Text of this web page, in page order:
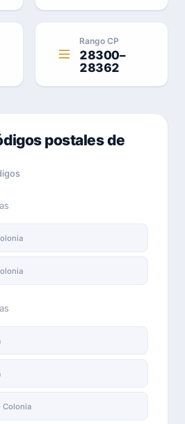
Rango CP
28300–
28362
postales de
· Colonia